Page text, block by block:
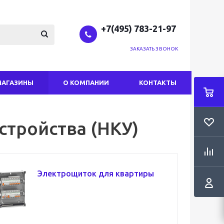
+7(495) 783-21-97
ЗАКАЗАТЬ ЗВОНОК
О КОМПАНИИ КОНТАКТЫ
(НКУ)
Электрощиток для квартиры